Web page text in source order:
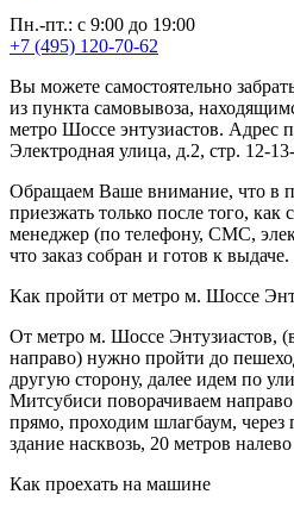
Пн.-пт.: с 9:00 до 19:00
+7 (495) 120-70-62
Вы можете самостоятельно
из пункта самовывоза,
метро Шоссе энтузиастов. Адрес
Электродная улица, д.2, стр. 12-
Обращаем Ваше внимание, что в
приезжать только после того, как
менеджер (по телефону, СМС,
что заказ собран и готов к выдаче.
Как пройти от метро м. Шоссе
От метро м. Шоссе Энтузиастов,
направо) нужно пройти до
другую сторону, далее идем по
Митсубиси поворачиваем
прямо, проходим шлагбаум, через
здание насквозь, 20 метров
Как проехать на машине